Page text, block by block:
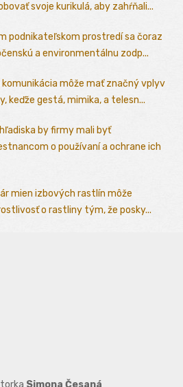
svoje kurikulá, aby zahŕňali...
podnikateľskom prostredí sa čoraz
a environmentálnu zodp...
komunikácia môže mať značný vplyv
keďže gestá, mimika, a telesn...
by firmy mali byť
o používaní a ochrane ich
mien izbových rastlín môže
o rastliny tým, že posky...
Simona Česaná